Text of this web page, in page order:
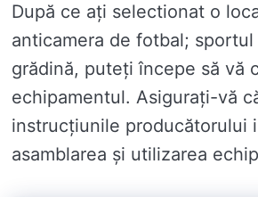
După ce ați selectionat o
anticamera de fotbal;
grădină, puteți începe să vă
echipamentul. Asigurați-vă
instrucțiunile producătorului
asamblarea și utilizarea